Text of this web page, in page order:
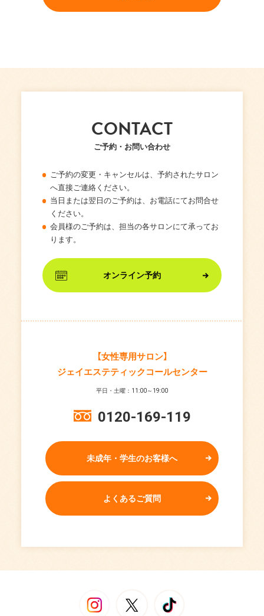
CONTACT
ご予約・お問い合わせ
ご予約の変更・キャンセルは、予約されたサロン
へ直接ご連絡ください。
当日または翌日のご予約は、お電話にてお問合せ
ください。
会員様のご予約は、担当の各サロンにて承ってお
ります。
オンライン予約
【女性専用サロン】
ジェイエステティックコールセンター
平日・土曜：11:00～19:00
0120-169-119
未成年・学生のお客様へ
よくあるご質問